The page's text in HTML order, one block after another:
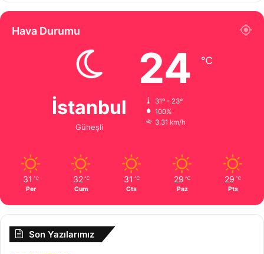
Hava Durumu
İstanbul
Güneşli
24 ℃
31º - 23º
100%
3.31 km/h
31 ℃
Per
32 ℃
Cum
31 ℃
Cts
29 ℃
Paz
29 ℃
Pts
Son Yazılarımız